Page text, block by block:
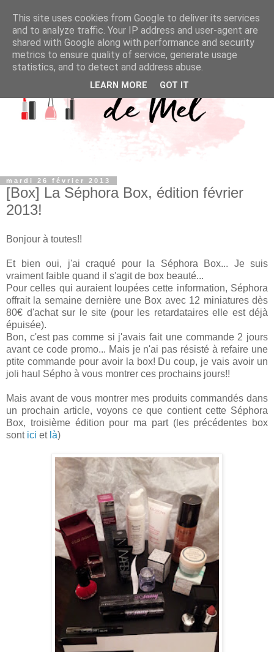
mardi 26 février 2013
[Box] La Séphora Box, édition février
2013!
Bonjour à toutes!!
Et bien oui, j'ai craqué pour la Séphora Box... Je suis
vraiment faible quand il s'agit de box beauté...
Pour celles qui auraient loupées cette information, Séphora
offrait la semaine dernière une Box avec 12 miniatures dès
80€ d'achat sur le site (pour les retardataires elle est déjà
épuisée).
Bon, c'est pas comme si j'avais fait une commande 2 jours
avant ce code promo... Mais je n'ai pas résisté à refaire une
ptite commande pour avoir la box! Du coup, je vais avoir un
joli haul Sépho à vous montrer ces prochains jours!!
Mais avant de vous montrer mes produits commandés dans
un prochain article, voyons ce que contient cette Séphora
Box, troisième édition pour ma part (les précédentes box
sont ici et là)
This site uses cookies from Google to deliver its services
and to analyze traffic. Your IP address and user-agent are
shared with Google along with performance and security
metrics to ensure quality of service, generate usage
statistics, and to detect and address abuse.
LEARN MORE GOT IT